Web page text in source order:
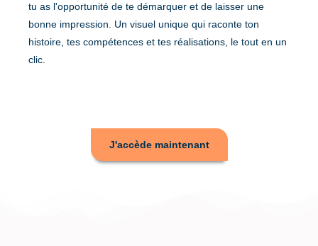
tu as l'opportunité de te démarquer et de laisser une
bonne impression. Un visuel unique qui raconte ton
histoire, tes compétences et tes réalisations, le tout en un
clic.
J'accède maintenant